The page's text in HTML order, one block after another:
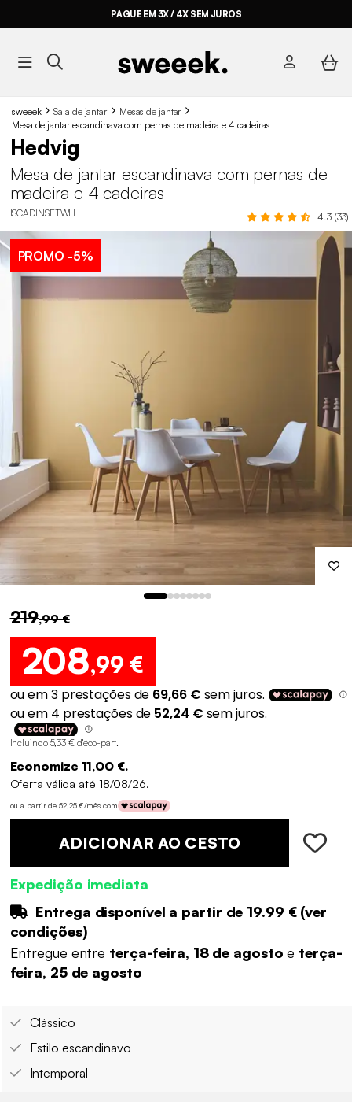
PAGUE EM 3X / 4X SEM JUROS
sweeek Sala de jantar
Mesas de jantar
Mesa de jantar escandinava com pernas de madeira e 4 cadeiras
Hedvig
Mesa de jantar escandinava com pernas de
madeira e 4 cadeiras
ISCADINSETWH 4.3 (33)
PROMO -5%
219,99 €
208,99 €
Incluindo 5,33 € d'éco-part.
Economize 11,00 €.
Oferta válida até 18/08/26.
ou a partir de 52,25 €/mês com
ADICIONAR AO CESTO
Expedição imediata
Entrega disponível a partir de 19.99 €(ver
condições)
Entregue entre terça-feira, 18 de agostoe terça-
feira, 25 de agosto
Clássico
Estilo escandinavo
Intemporal